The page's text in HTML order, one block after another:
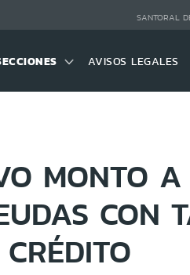
SANTORAL
AVISOS LEGALES
MONTO
CON
CRÉDITO